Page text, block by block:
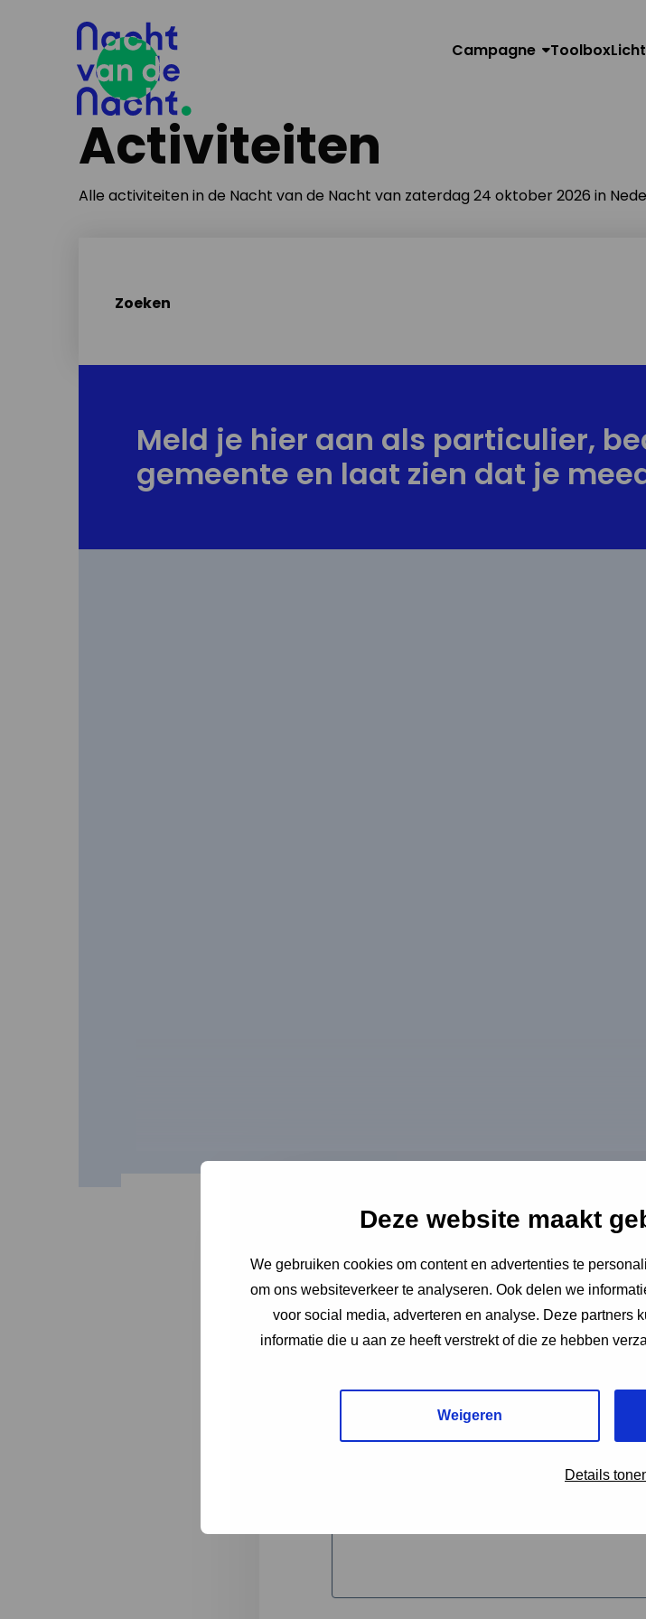
Deze website maakt
We gebruiken cookies om content en advertenties te
om ons websiteverkeer te analyseren. Ook delen we
voor social media, adverteren en analyse. Deze partners
informatie die u aan ze heeft verstrekt of die ze hebben
Weigeren
Details
Campagne Toolbox
Activiteiten
Alle activiteiten in de Nacht van de Nacht van zaterdag 24 oktober 2026 in
Zoeken
Meld je hier aan als particulier,
gemeente en laat zien dat je
"* " geeft vereiste velden aan
1 2
Volledige omschrijving*